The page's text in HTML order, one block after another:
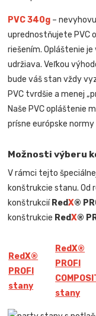
PVC 340g –
uprednostňujete PVC
riešením. Opláštenie je
udržiava. Veľkou
bude váš stan vždy
PVC tvrdšie a menej
Naše PVC opláštenie
prísne európske
Možnosti výberu
V rámci tejto
konštrukcie stanu.
konštrukcií RedX®
konštrukcie RedX®
RedX®
PROFI
stany
RedX®
PROFI
stany